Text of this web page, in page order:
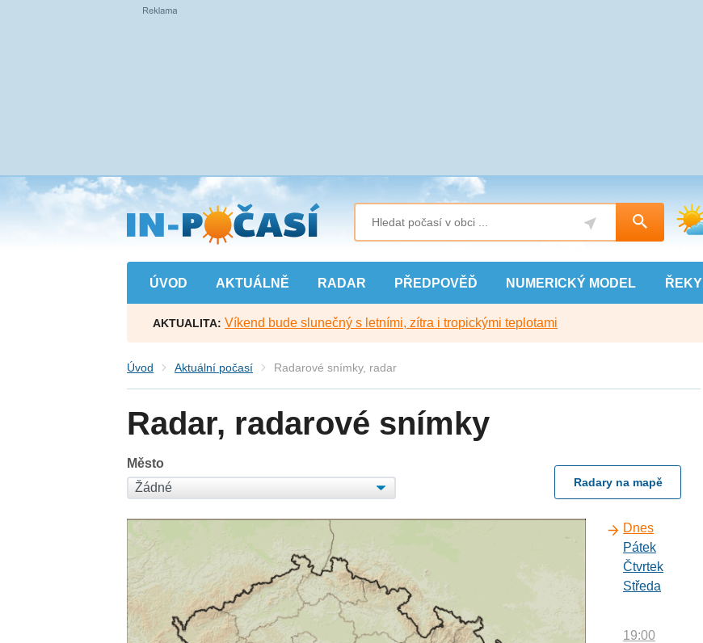
Přejít
na
hlavní
obsah
ÚVOD AKTUÁLNĚ RADAR PŘEDPOVĚĎ NUMERICKÝ MODEL ŘEKY
AKTUALITA: Víkend bude slunečný s letními, zítra i tropickými teplotami
Úvod Aktuální počasí Radarové snímky, radar
Radar, radarové snímky
Město
Radary na mapě
Dnes
Pátek
Čtvrtek
Středa
19:00